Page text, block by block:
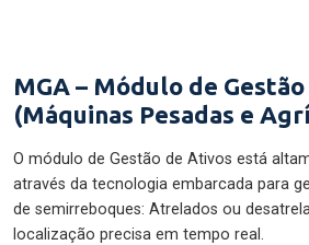
MGA – Módulo de
(Máquinas Pesadas e
O módulo de Gestão de Ativos está
através da tecnologia embarcada para
de semirreboques: Atrelados ou
localização precisa em tempo real.